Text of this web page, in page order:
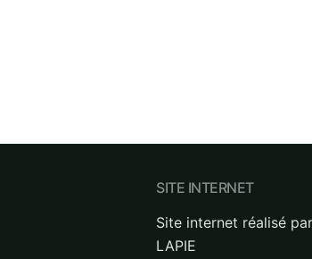
SITE INTERNET
Site internet réalisé
LAPIE